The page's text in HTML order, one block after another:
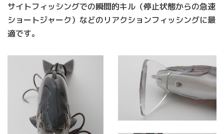
サイトフィッシングでの瞬間的キル（停止状態からの急速
ショートジャーク）などのリアクションフィッシングに最
適です。